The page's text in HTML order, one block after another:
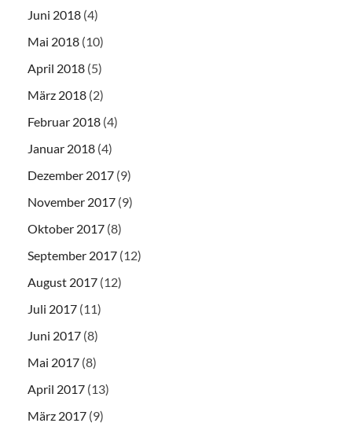
Juni 2018 (4)
Mai 2018 (10)
April 2018 (5)
März 2018 (2)
Februar 2018 (4)
Januar 2018 (4)
Dezember 2017 (9)
November 2017 (9)
Oktober 2017 (8)
September 2017 (12)
August 2017 (12)
Juli 2017 (11)
Juni 2017 (8)
Mai 2017 (8)
April 2017 (13)
März 2017 (9)